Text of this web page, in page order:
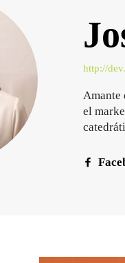
http://
Amante
el